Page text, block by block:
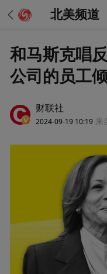
北美频道
和马斯克唱
公司的员工
财联社
2024-09-19 10:19 来